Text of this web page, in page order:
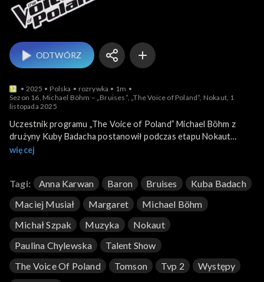
ODTWÓRZ
2025 Polska rozrywka
1m
Sezon 16, Michael Böhm – „Bruises”, „The Voice of Poland”, Nokaut, 1
listopada 2025
Uczestnik programu „The Voice of Poland” Michael Böhm z
drużyny Kuby Badacha postanowił podczas etapu Nokaut
wykonać piosenkę „Bruises”. To utwór szkockiego piosenkarza
Böhm swoją wersję przeboju zaprezentował 1 listopada 2025
roku na antenie TVP2.
więcej
Tagi: Anna Karwan Baron Bruises
Kuba Badach
Maciej Musiał
Margaret
Michael Böhm
Michał Szpak
Muzyka
Nokaut
Paulina Chylewska
Talent Show
The Voice Of Poland
Tomson Tvp 2
Występy